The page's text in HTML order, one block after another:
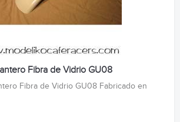
Fibra de Vidrio GU08
Fibra de Vidrio GU08 Fabricado en